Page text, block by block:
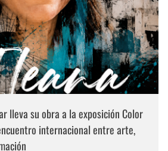
lleva su obra a la exposición Color
internacional entre arte,